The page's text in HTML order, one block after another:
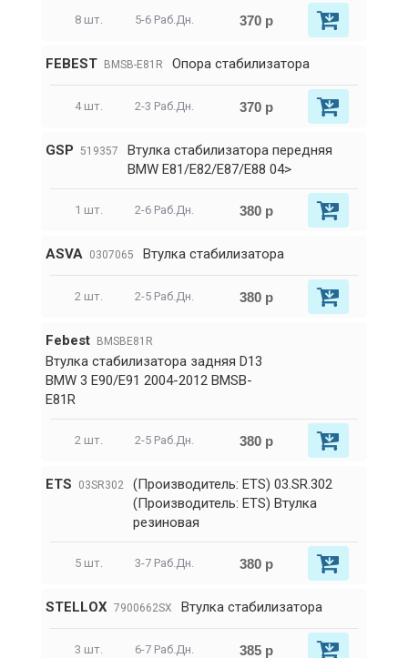
8 шт. 5-6 Раб.Дн. 370 р
FEBEST BMSB-E81R Опора стабилизатора
4 шт. 2-3 Раб.Дн. 370 р
GSP 519357
Втулка стабилизатора передняя
BMW E81/E82/E87/E88 04>
1 шт. 2-6 Раб.Дн. 380 р
ASVA 0307065 Втулка стабилизатора
2 шт. 2-5 Раб.Дн. 380 р
Febest BMSBE81R
Втулка стабилизатора задняя D13
BMW 3 E90/E91 2004-2012 BMSB-
E81R
2 шт. 2-5 Раб.Дн. 380 р
ETS 03SR302
(Производитель: ETS) 03.SR.302
(Производитель: ETS) Втулка
резиновая
5 шт. 3-7 Раб.Дн. 380 р
STELLOX 7900662SX Втулка стабилизатора
3 шт. 6-7 Раб.Дн. 385 р